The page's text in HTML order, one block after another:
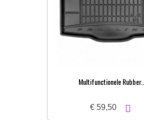
Multifunctionele Rubber...
€ 59,50